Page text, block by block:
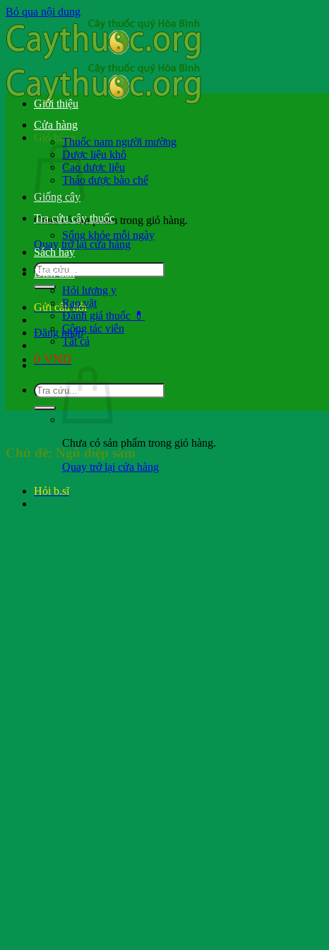
Bỏ qua nội dung
Giỏ hàng
Chưa có sản phẩm trong giỏ hàng.
Quay trở lại cửa hàng
Gửi câu hỏi
Đăng nhập
0 VND
Chưa có sản phẩm trong giỏ hàng.
Quay trở lại cửa hàng
Hỏi b.sĩ
Giới thiệu
Cửa hàng
Thuốc nam người mường
Dược liệu khô
Cao dược liệu
Thảo dược bào chế
Giống cây
Tra cứu cây thuốc
Sống khỏe mỗi ngày
Sách hay
Diễn đàn
Hỏi lương y
Rao vặt
Đánh giá thuốc 💊
Cộng tác viên
Tất cả
Chủ đề: Ngũ diệp sâm